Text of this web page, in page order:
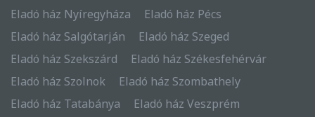
Eladó ház Nyíregyháza
Eladó ház Pécs
Eladó ház Salgótarján
Eladó ház Szeged
Eladó ház Szekszárd
Eladó ház Székesfehérvár
Eladó ház Szolnok
Eladó ház Szombathely
Eladó ház Tatabánya
Eladó ház Veszprém